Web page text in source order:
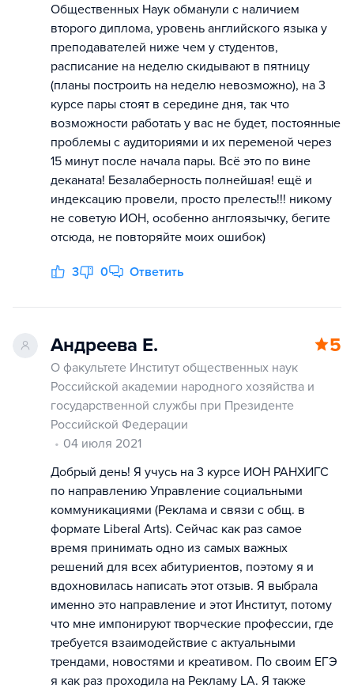
Общественных Наук обманули с наличием
второго диплома, уровень английского языка у
преподавателей ниже чем у студентов,
расписание на неделю скидывают в пятницу
(планы построить на неделю невозможно), на 3
курсе пары стоят в середине дня, так что
возможности работать у вас не будет, постоянные
проблемы с аудиториями и их переменой через
15 минут после начала пары. Всё это по вине
деканата! Безалаберность полнейшая! ещё и
индексацию провели, просто прелесть!!! никому
не советую ИОН, особенно англоязычку, бегите
отсюда, не повторяйте моих ошибок)
3 0 Ответить
Андреева Е. 5
О факультете Институт общественных наук
Российской академии народного хозяйства и
государственной службы при Президенте
Российской Федерации
04 июля 2021
Добрый день! Я учусь на 3 курсе ИОН РАНХИГС
по направлению Управление социальными
коммуникациями (Реклама и связи с общ. в
формате Liberal Arts). Сейчас как раз самое
время принимать одно из самых важных
решений для всех абитуриентов, поэтому я и
вдохновилась написать этот отзыв. Я выбрала
именно это направление и этот Институт, потому
что мне импонируют творческие профессии, где
требуется взаимодействие с актуальными
трендами, новостями и креативом. По своим ЕГЭ
я как раз проходила на Рекламу LA. Я также